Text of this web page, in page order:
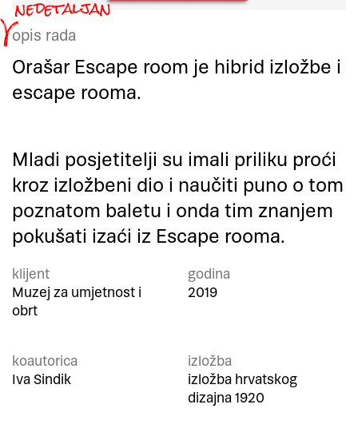
opis rada
Orašar Escape room je hibrid izložbe i
escape rooma.
Mladi posjetitelji su imali priliku proći
kroz izložbeni dio i naučiti puno o tom
poznatom baletu i onda tim znanjem
pokušati izaći iz Escape rooma.
klijent
Muzej za umjetnost i
obrt
godina
2019
koautorica
Iva Sindik
izložba
izložba hrvatskog
dizajna 1920